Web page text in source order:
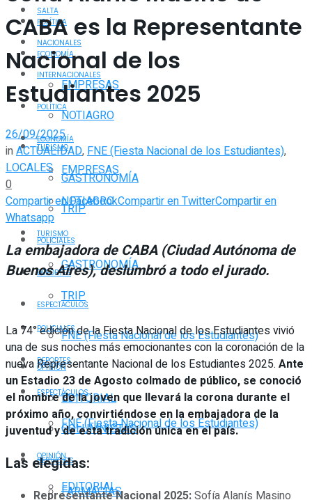
POLÍTICA
ECONOMÍA
EMPRESAS
NOTIAGRO
TURISMO
GASTRONOMÍA
TRIP
POLICIALES
DEPORTES
ESPECTÁCULOS
FNE (Fiesta Nacional de los Estudiantes)
OPINIÓN
EDITORIAL
COLUMNISTAS
SERVICIOS
FARMACIAS
SALTA
NACIONALES
INTERNACIONALES
POLÍTICA
ECONOMÍA
EMPRESAS
NOTIAGRO
TURISMO
GASTRONOMÍA
TRIP
POLICIALES
DEPORTES
ESPECTÁCULOS
FNE (Fiesta Nacional de los Estudiantes)
OPINIÓN
EDITORIAL
CABA es la Representante
Nacional de los
Estudiantes 2025
26/09/2025
inACTUALIDAD,FNE (Fiesta Nacional de los Estudiantes),
LOCALES
0
Compartir en FacebookCompartir en TwitterCompartir en
Whatsapp
La embajadora de CABA (Ciudad Autónoma de
Buenos Aires), deslumbró a todo el jurado.
La 74° edición de la Fiesta Nacional de los Estudiantes vivió
una de sus noches más emocionantes con la coronación de la
nueva Representante Nacional de los Estudiantes 2025. Ante
un Estadio 23 de Agosto colmado de público, se conoció
el nombre de la joven que llevará la corona durante el
próximo año, convirtiéndose en la embajadora de la
juventud y de esta tradición única en el país.
Las elegidas:
Representante Nacional 2025:Sofía Alanís Masino